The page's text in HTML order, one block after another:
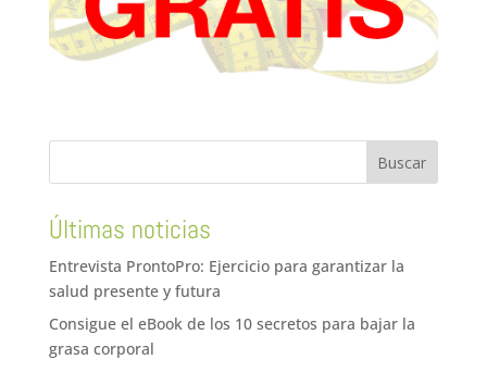
Últimas noticias
Entrevista ProntoPro: Ejercicio para garantizar la
salud presente y futura
Consigue el eBook de los 10 secretos para bajar la
grasa corporal